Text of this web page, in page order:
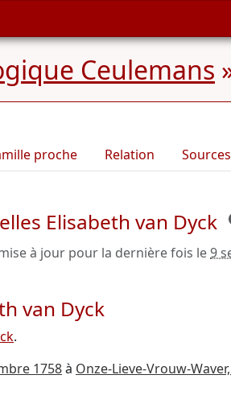
Ceulemans
proche Relation Sources
Elisabeth van Dyck
à jour pour la dernière fois le9
van Dyck
.
1758à Onze-Lieve-Vrouw-